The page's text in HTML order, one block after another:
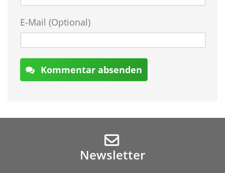
E-Mail (Optional)
Kommentar absenden
Newsletter